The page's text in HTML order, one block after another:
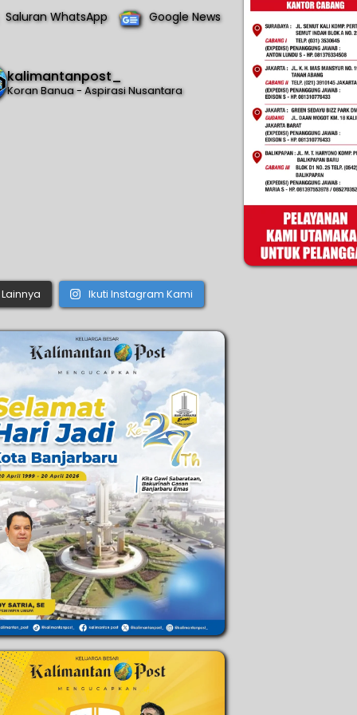
Saluran WhatsApp Google News
kalimantanpost_
Koran Banua - Aspirasi Nusantara
Lainnya Ikuti Instagram Kami